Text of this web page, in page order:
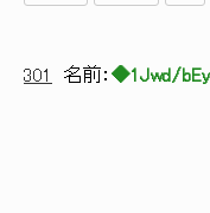
301 名前： ◆1Jwd/
/
ｌ
,-''"|